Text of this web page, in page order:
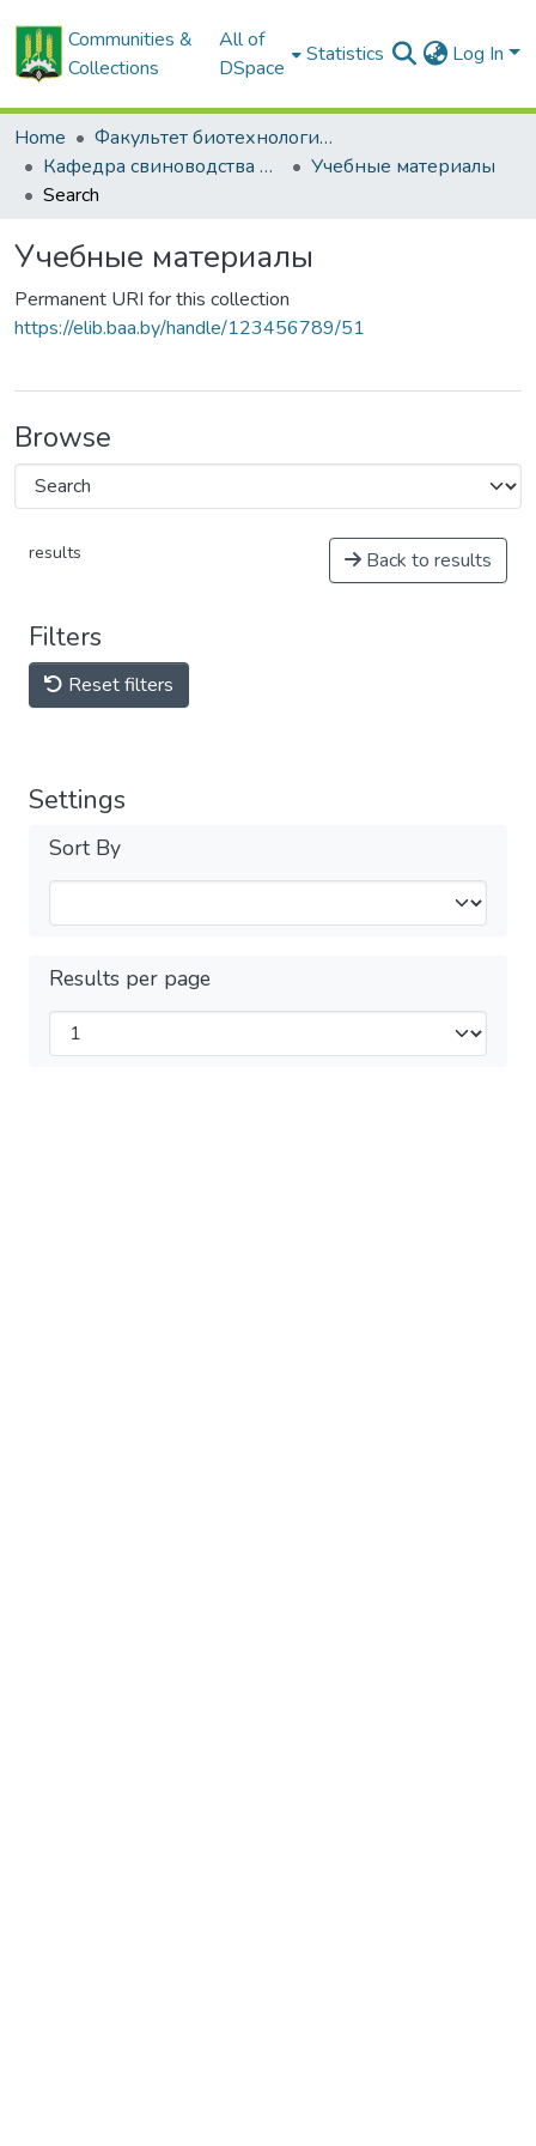
Communities &
Collections
All of
DSpace
Statistics Log In
Home
Факультет биотехнологии и аквакультуры
Кафедра свиноводства и мелкого животноводства
Учебные материалы
Search
Учебные материалы
Permanent URI for this collection
https://elib.baa.by/handle/123456789/51
Browse
results Back to results
Filters
Reset filters
Settings
Sort By
Results per page